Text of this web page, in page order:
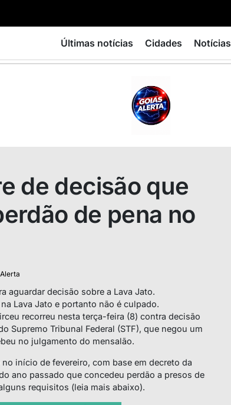
Últimas notícias Cidades Notícias
de decisão que
de pena no
aguardar decisão sobre a Lava Jato.
Lava Jato e portanto não é culpado.
recorreu nesta terça-feira (8) contra decisão
Supremo Tribunal Federal (STF), que negou um
no julgamento do mensalão.
início de fevereiro, com base em decreto da
ano passado que concedeu perdão a presos de
requisitos (leia mais abaixo).